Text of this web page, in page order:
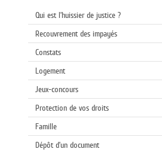
Qui est l’huissier de justice ?
Recouvrement des impayés
Constats
Logement
Jeux-concours
Protection de vos droits
Famille
Dépôt d’un document